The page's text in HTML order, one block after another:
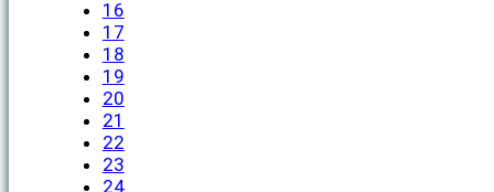
16
17
18
19
20
21
22
23
24